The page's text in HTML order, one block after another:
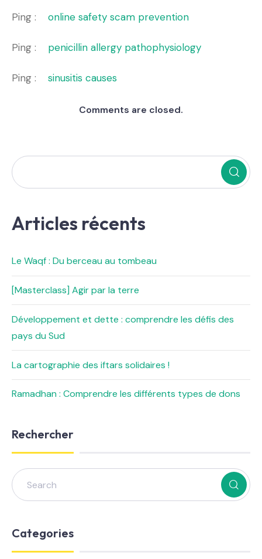
Ping : online safety scam prevention
Ping : penicillin allergy pathophysiology
Ping : sinusitis causes
Comments are closed.
Articles récents
Le Waqf : Du berceau au tombeau
[Masterclass] Agir par la terre
Développement et dette : comprendre les défis des
pays du Sud
La cartographie des iftars solidaires !
Ramadhan : Comprendre les différents types de dons
Rechercher
Categories